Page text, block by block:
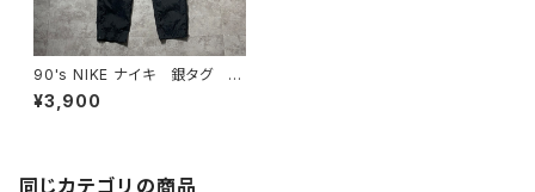
90's NIKE ナイキ 銀タグ 無
地 ブラック 黒 ナイロン
トラックパンツ
¥3,900
同じカテゴリの商品